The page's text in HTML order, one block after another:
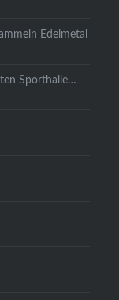
Edelmetal
Sporthalle…